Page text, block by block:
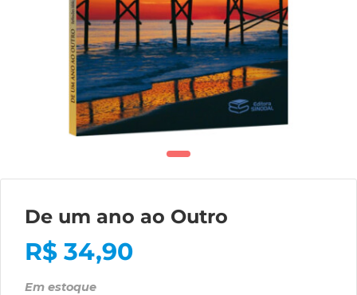
De um ano ao Outro
R$ 34,90
Em estoque